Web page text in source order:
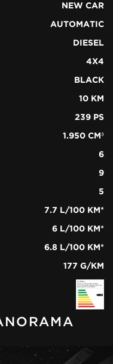
view all
NEW CAR
AUTOMATIC
DIESEL
4X4
BLACK
10 KM
239 PS
1.950 CM³
6
9
5
7.7 L/100 KM*
6 L/100 KM*
6.8 L/100 KM*
177 G/KM